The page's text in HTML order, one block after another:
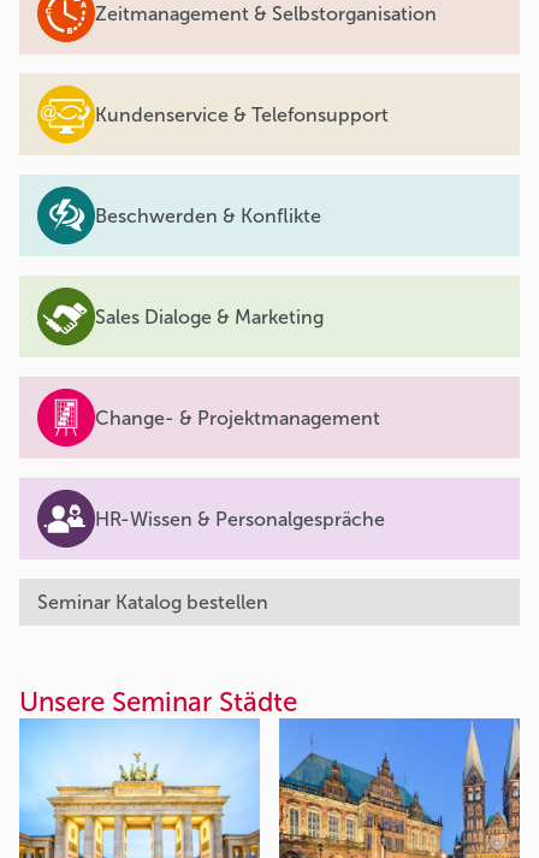
Zeitmanagement & Selbstorganisation
Kundenservice & Telefonsupport
Beschwerden & Konflikte
Sales Dialoge & Marketing
Change- & Projektmanagement
HR-Wissen & Personalgespräche
Seminar Katalog bestellen
Unsere Seminar Städte